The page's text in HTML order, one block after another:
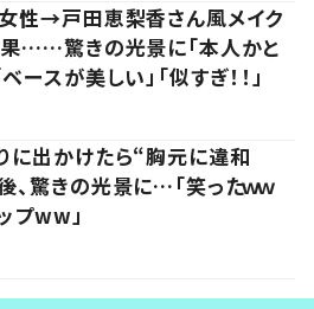
性→戸田恵梨香さん風メイク
……驚きの光景に「本人かと
ースが美しい」「似すぎ！！」
に出かけたら“胸元に違和
驚きの光景に…「笑ったｗｗ
プww」